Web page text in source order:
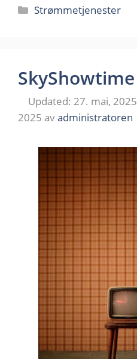
Kategorier
Strømmetjenester
SkyShowtime
27. mai, 2025
2025 avadministratoren